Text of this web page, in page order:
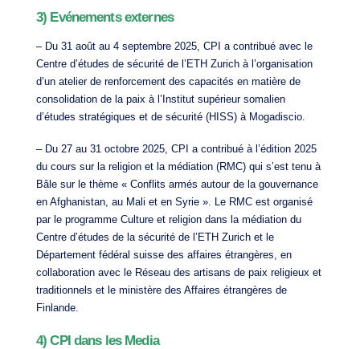
3) Evénements externes
– Du 31 août au 4 septembre 2025, CPI a contribué avec le
Centre d’études de sécurité de l’ETH Zurich à l’organisation
d’un atelier de renforcement des capacités en matière de
consolidation de la paix à l’Institut supérieur somalien
d’études stratégiques et de sécurité (HISS) à Mogadiscio.
– Du 27 au 31 octobre 2025, CPI a contribué à l’édition 2025
du cours sur la religion et la médiation (RMC) qui s’est tenu à
Bâle sur le thème « Conflits armés autour de la gouvernance
en Afghanistan, au Mali et en Syrie ». Le RMC est organisé
par le programme Culture et religion dans la médiation du
Centre d’études de la sécurité de l’ETH Zurich et le
Département fédéral suisse des affaires étrangères, en
collaboration avec le Réseau des artisans de paix religieux et
traditionnels et le ministère des Affaires étrangères de
Finlande.
4) CPI dans les Media